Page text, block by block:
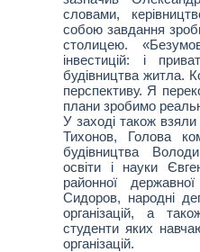
словами,
собою завдання
столицею.
інвестицій: і
будівництва житла.
перспективу. Я
плани зробимо
У заході також взяли
Тихонов, Голова
будівництва
освіти і науки
районної
Сидоров, народні
організацій, а
студенти яких
організацій.